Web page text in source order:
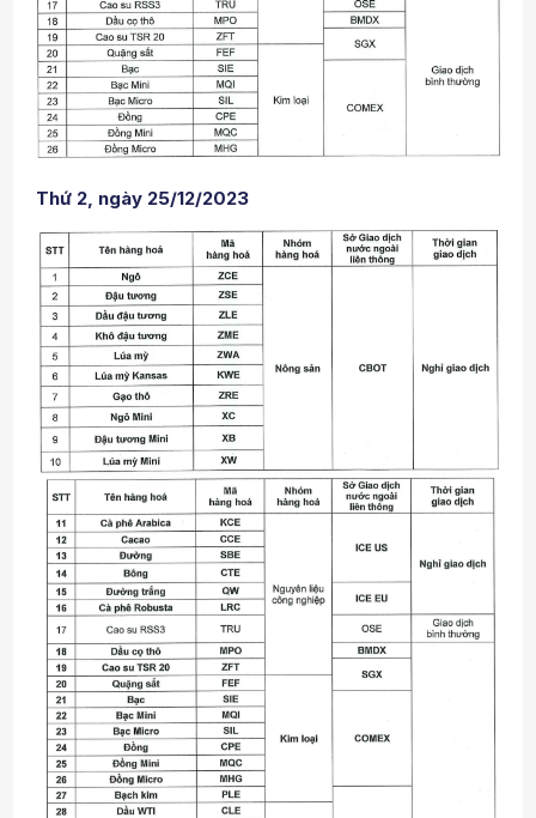
Thứ 2, ngày 25/12/2023